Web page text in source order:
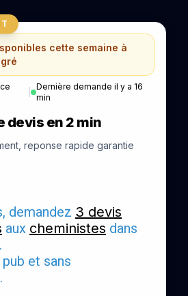
cette semaine à
Dernière demande il y a 16
min
devis en 2 min
reponse rapide garantie
demandez 3 devis
aux cheministes dans
et sans